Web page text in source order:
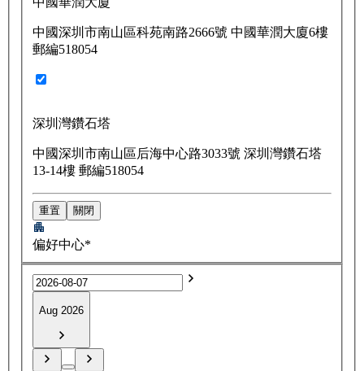
中國深圳市南山區科苑南路2666號 中國華潤大廈6樓
郵編518054
深圳灣鑽石塔
中國深圳市南山區后海中心路3033號 深圳灣鑽石塔
13-14樓 郵編518054
重置 關閉
偏好中心*
Aug 2026